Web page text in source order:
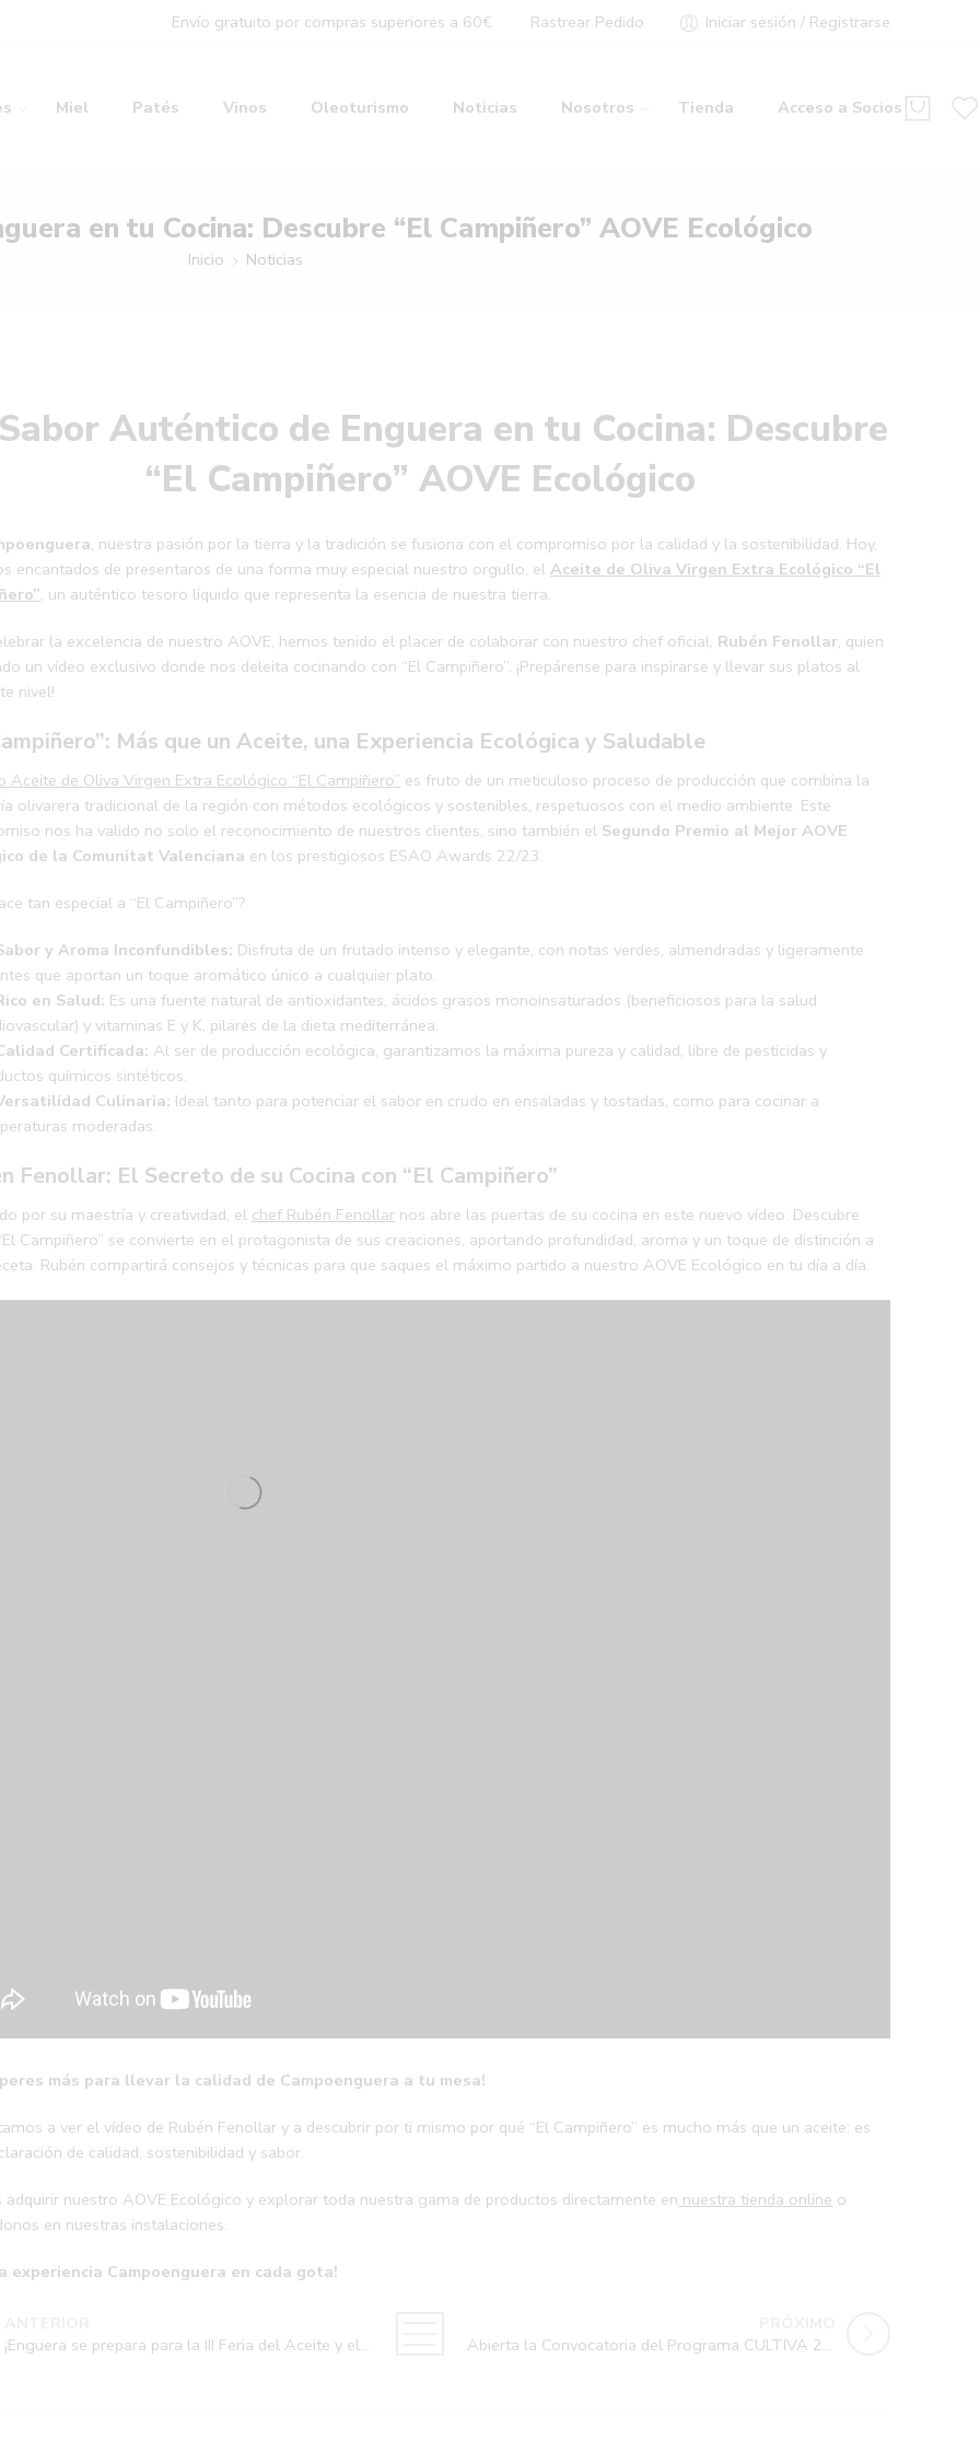
Envío gratuito por compras superiores a 60€ Rastrear Pedido Iniciar sesión / Registrarse
Miel Patés Vinos Oleoturismo Noticias Nosotros Tienda Acceso a Socios
en tu Cocina: Descubre “El Campiñero” AOVE Ecológico
Inicio Noticias
Auténtico de Enguera en tu Cocina: Descubre
“El Campiñero” AOVE Ecológico
, nuestra pasión por la tierra y la tradición se fusiona con el compromiso por la calidad y la sostenibilidad. Hoy,
encantados de presentaros de una forma muy especial nuestro orgullo, el Aceite de Oliva Virgen Extra Ecológico “El
, un auténtico tesoro líquido que representa la esencia de nuestra tierra.
la excelencia de nuestro AOVE, hemos tenido el placer de colaborar con nuestro chef oficial, Rubén Fenollar, quien
un vídeo exclusivo donde nos deleita cocinando con “El Campiñero”. ¡Prepárense para inspirarse y llevar sus platos al
nivel!
Más que un Aceite, una Experiencia Ecológica y Saludable
Aceite de Oliva Virgen Extra Ecológico “El Campiñero” es fruto de un meticuloso proceso de producción que combina la
olivarera tradicional de la región con métodos ecológicos y sostenibles, respetuosos con el medio ambiente. Este
nos ha valido no solo el reconocimiento de nuestros clientes, sino también el Segundo Premio al Mejor AOVE
de la Comunitat Valenciana en los prestigiosos ESAO Awards 22/23.
tan especial a “El Campiñero”?
y Aroma Inconfundibles: Disfruta de un frutado intenso y elegante, con notas verdes, almendradas y ligeramente
que aportan un toque aromático único a cualquier plato.
en Salud: Es una fuente natural de antioxidantes, ácidos grasos monoinsaturados (beneficiosos para la salud
y vitaminas E y K, pilares de la dieta mediterránea.
Certificada: Al ser de producción ecológica, garantizamos la máxima pureza y calidad, libre de pesticidas y
químicos sintéticos.
Culinaria: Ideal tanto para potenciar el sabor en crudo en ensaladas y tostadas, como para cocinar a
moderadas.
Fenollar: El Secreto de su Cocina con “El Campiñero”
por su maestría y creatividad, el chef Rubén Fenollar nos abre las puertas de su cocina en este nuevo vídeo. Descubre
Campiñero” se convierte en el protagonista de sus creaciones, aportando profundidad, aroma y un toque de distinción a
Rubén compartirá consejos y técnicas para que saques el máximo partido a nuestro AOVE Ecológico en tu día a día.
más para llevar la calidad de Campoenguera a tu mesa!
a ver el vídeo de Rubén Fenollar y a descubrir por ti mismo por qué “El Campiñero” es mucho más que un aceite: es
de calidad, sostenibilidad y sabor.
adquirir nuestro AOVE Ecológico y explorar toda nuestra gama de productos directamente en nuestra tienda online o
en nuestras instalaciones.
experiencia Campoenguera en cada gota!
¡Enguera se prepara para la III Feria del Aceite y el Centenario de Campoenguera!
Abierta la Convocatoria del Programa CULTIVA 2025 para Jóvenes Agricultores y Ganaderos